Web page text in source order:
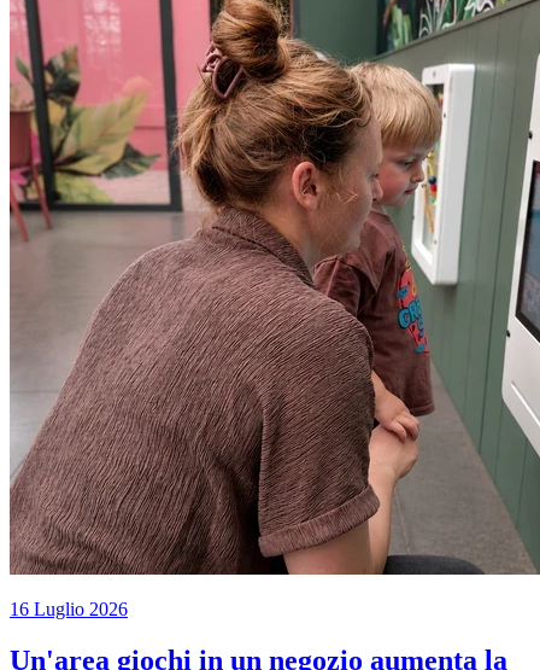
16 Luglio 2026
Un'area giochi in un negozio aumenta la